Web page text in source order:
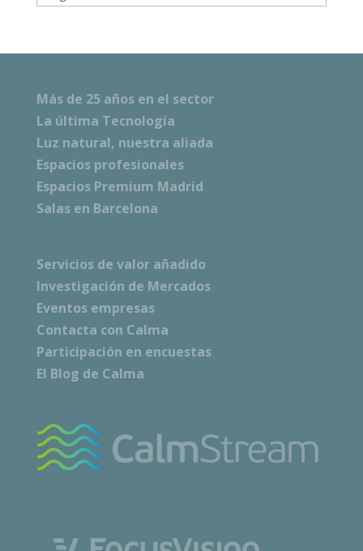
Más de 25 años en el sector
La última Tecnología
Luz natural, nuestra aliada
Espacios profesionales
Espacios Premium Madrid
Salas en Barcelona
Servicios de valor añadido
Investigación de Mercados
Eventos empresas
Contacta con Calma
Participación en encuestas
El Blog de Calma